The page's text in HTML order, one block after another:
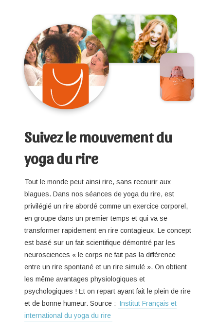
Suivez le mouvement du
yoga du rire
Tout le monde peut ainsi rire, sans recourir aux
blagues. Dans nos séances de yoga du rire, est
privilégié un rire abordé comme un exercice corporel,
en groupe dans un premier temps et qui va se
transformer rapidement en rire contagieux. Le concept
est basé sur un fait scientifique démontré par les
neurosciences « le corps ne fait pas la différence
entre un rire spontané et un rire simulé ». On obtient
les même avantages physiologiques et
psychologiques ! Et on repart ayant fait le plein de rire
et de bonne humeur. Source : Institut Français et
international du yoga du rire